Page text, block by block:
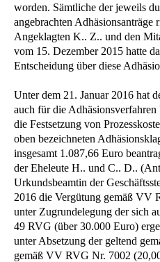
worden. Sämtliche der jeweils
angebrachten Adhäsionsanträge
Angeklagten K.. Z.. und den
vom 15. Dezember 2015 hatte
Entscheidung über diese
Unter dem 21. Januar 2016 hat
auch für die
die Festsetzung von
oben bezeichneten
insgesamt 1.087,66 Euro
der Eheleute H.. und C.. D..
Urkundsbeamtin der
2016 die Vergütung gemäß VV
unter Zugrundelegung der sich
49 RVG (über 30.000 Euro)
unter Absetzung der geltend
gemäß VV RVG Nr. 7002